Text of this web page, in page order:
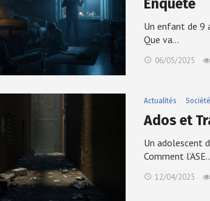
Enquête
Un enfant de 9
Que va…
06/05/2025
Actualités Société
Ados et
Un adolescent
Comment
12/04/2025